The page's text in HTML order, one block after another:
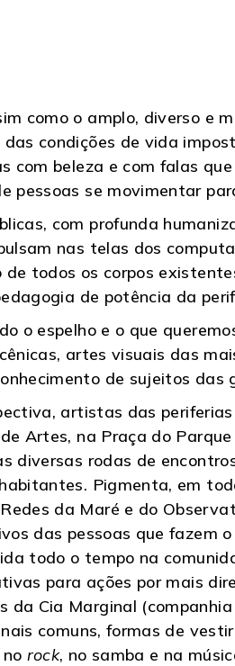
como o amplo, diverso e
das condições de vida
com beleza e com falas
pessoas se movimentar
com profunda
nas telas dos
de todos os corpos
de potência da
o espelho e o que
artes visuais das
de sujeitos das
artistas das
Artes, na Praça do
diversas rodas de
Pigmenta, em
da Maré e do
das pessoas que fazem
todo o tempo na
para ações por mais
da Cia Marginal
comuns, formas de
no rock, no samba e na